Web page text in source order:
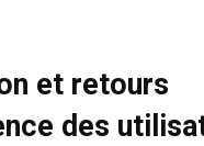
et retours
des